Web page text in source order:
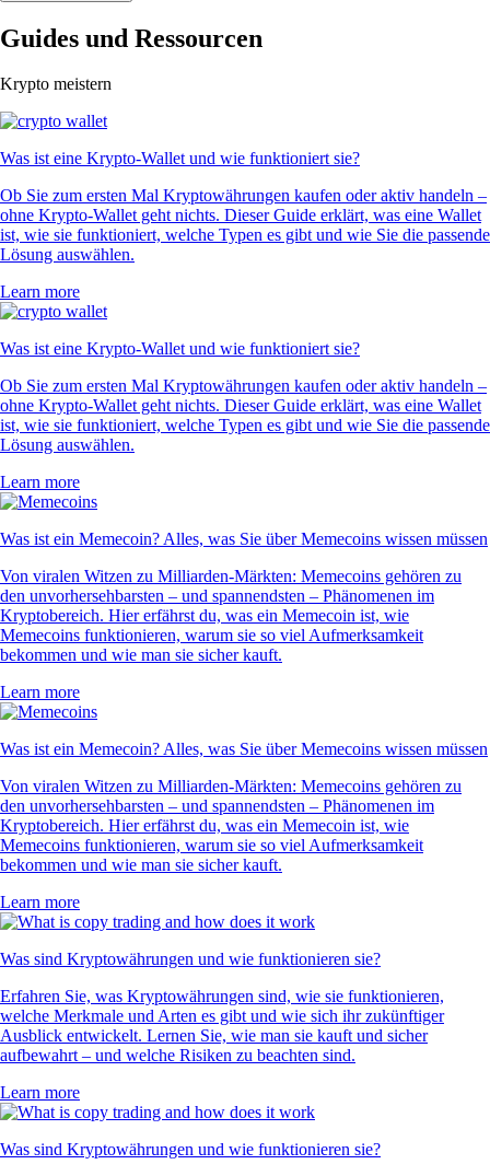
Guides und Ressourcen
Krypto meistern
Was ist eine Krypto-Wallet und wie funktioniert sie?
Ob Sie zum ersten Mal Kryptowährungen kaufen oder aktiv handeln –
ohne Krypto-Wallet geht nichts. Dieser Guide erklärt, was eine Wallet
ist, wie sie funktioniert, welche Typen es gibt und wie Sie die passende
Lösung auswählen.
Learn more
Was ist eine Krypto-Wallet und wie funktioniert sie?
Ob Sie zum ersten Mal Kryptowährungen kaufen oder aktiv handeln –
ohne Krypto-Wallet geht nichts. Dieser Guide erklärt, was eine Wallet
ist, wie sie funktioniert, welche Typen es gibt und wie Sie die passende
Lösung auswählen.
Learn more
Was ist ein Memecoin? Alles, was Sie über Memecoins wissen müssen
Von viralen Witzen zu Milliarden-Märkten: Memecoins gehören zu
den unvorhersehbarsten – und spannendsten – Phänomenen im
Kryptobereich. Hier erfährst du, was ein Memecoin ist, wie
Memecoins funktionieren, warum sie so viel Aufmerksamkeit
bekommen und wie man sie sicher kauft.
Learn more
Was ist ein Memecoin? Alles, was Sie über Memecoins wissen müssen
Von viralen Witzen zu Milliarden-Märkten: Memecoins gehören zu
den unvorhersehbarsten – und spannendsten – Phänomenen im
Kryptobereich. Hier erfährst du, was ein Memecoin ist, wie
Memecoins funktionieren, warum sie so viel Aufmerksamkeit
bekommen und wie man sie sicher kauft.
Learn more
Was sind Kryptowährungen und wie funktionieren sie?
Erfahren Sie, was Kryptowährungen sind, wie sie funktionieren,
welche Merkmale und Arten es gibt und wie sich ihr zukünftiger
Ausblick entwickelt. Lernen Sie, wie man sie kauft und sicher
aufbewahrt – und welche Risiken zu beachten sind.
Learn more
Was sind Kryptowährungen und wie funktionieren sie?